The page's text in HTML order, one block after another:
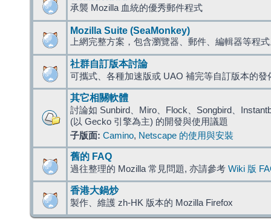
承襲 Mozilla 血統的優秀郵件程式
Mozilla Suite (SeaMonkey)
上網完整方案，包含瀏覽器、郵件、編輯器等程
社群自訂版本討論
可攜式、各種加速版或 UAO 補完等自訂版本的發
其它相關軟體
討論如 Sunbird、Miro、Flock、Songbird、
(以 Gecko 引擎為主) 的開發與使用議題
子版面: Camino, Netscape 的使用與安裝
舊的 FAQ
過往整理的 Mozilla 常見問題, 亦請參考 Wiki 版
香港大鍋炒
製作、維護 zh-HK 版本的 Mozilla Firefox